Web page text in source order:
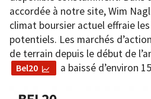
accordée à notre site, Wim
climat boursier actuel effraie
potentiels. Les marchés
de terrain depuis le début de
Bel20 a baissé d’environ